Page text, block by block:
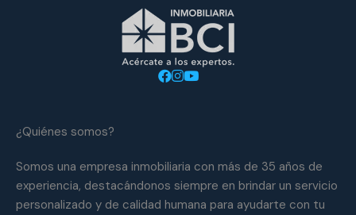
¿Quiénes somos?
Somos una empresa inmobiliaria con más de 35 años de
experiencia, destacándonos siempre en brindar un servicio
personalizado y de calidad humana para ayudarte con tu